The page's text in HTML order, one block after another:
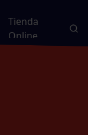
Tienda
Online